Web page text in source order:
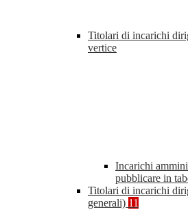
Titolari di incarichi
vertice
Incarichi
pubblicare in
Titolari di incarichi
generali) 11